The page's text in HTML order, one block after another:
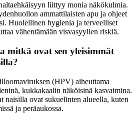
liittyy monia näkökulmia.
ammattilaisten apu ja ohjeet
Huolellinen hygienia ja terveelliset
vähentämään visvasyylien riskiä.
mitkä ovat sen yleisimmät
(HPV) aiheuttama
kukkakaalin näköisinä kasvaimina.
naisilla ovat sukuelinten alueella, kuten
ja peräaukossa.